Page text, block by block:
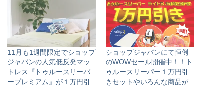
11月も1週間限定でショップ
ジャパンの人気低反発マッ
トレス『トゥルースリーパ
ープレミアム』が１万円引
ショップジャパンにて恒例
のWOWセール開催中！！ト
ゥルースリーパー１万円引
きセットやいろんな商品が